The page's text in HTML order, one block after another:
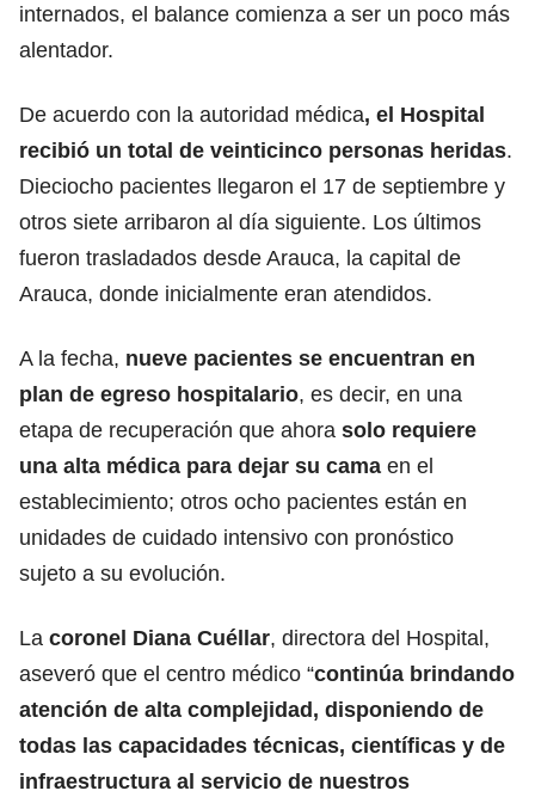
internados, el balance comienza a ser un poco más
alentador.
De acuerdo con la autoridad médica, el Hospital
recibió un total de veinticinco personas heridas.
Dieciocho pacientes llegaron el 17 de septiembre y
otros siete arribaron al día siguiente. Los últimos
fueron trasladados desde Arauca, la capital de
Arauca, donde inicialmente eran atendidos.
A la fecha, nueve pacientes se encuentran en
plan de egreso hospitalario, es decir, en una
etapa de recuperación que ahora solo requiere
una alta médica para dejar su cama en el
establecimiento; otros ocho pacientes están en
unidades de cuidado intensivo con pronóstico
sujeto a su evolución.
La coronel Diana Cuéllar, directora del Hospital,
aseveró que el centro médico “continúa brindando
atención de alta complejidad, disponiendo de
todas las capacidades técnicas, científicas y de
infraestructura al servicio de nuestros